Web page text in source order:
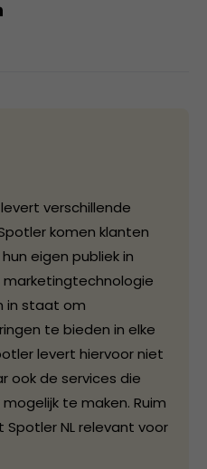
verschillende
komen klanten
eigen publiek in
in staat om
te bieden in elke
levert hiervoor niet
ook de services die
te maken. Ruim
Spotler NL relevant voor